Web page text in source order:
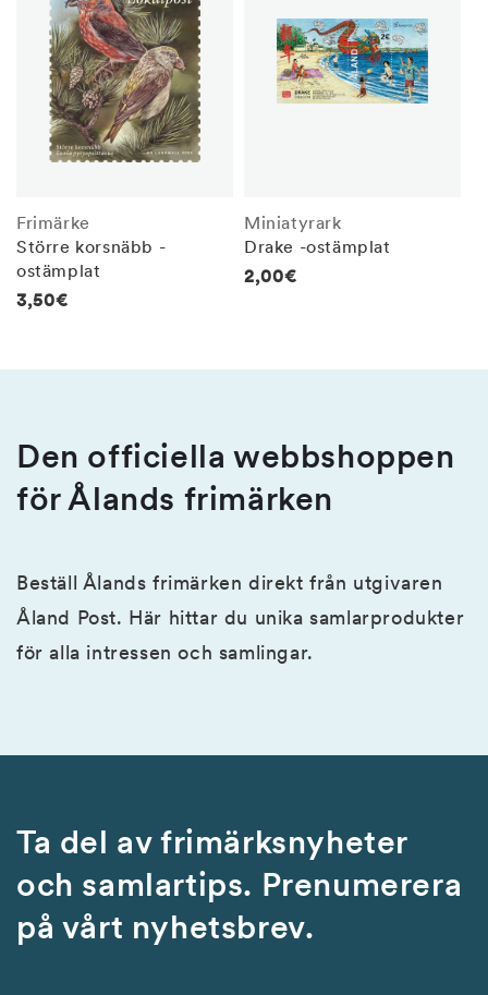
Frimärke
Större korsnäbb -
ostämplat
Regular
3,50€
Miniatyrark
Drake -ostämplat
Regular
2,00€
Den officiella webbshoppen
för Ålands frimärken
Beställ Ålands frimärken direkt från utgivaren
Åland Post. Här hittar du unika samlarprodukter
för alla intressen och samlingar.
Ta del av frimärksnyheter
och samlartips. Prenumerera
på vårt nyhetsbrev.